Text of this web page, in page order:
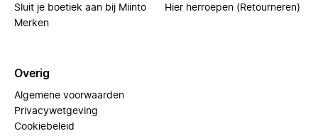
Sluit je boetiek aan bij Miinto
Merken
Hier herroepen (Retourneren)
Overig
Algemene voorwaarden
Privacywetgeving
Cookiebeleid